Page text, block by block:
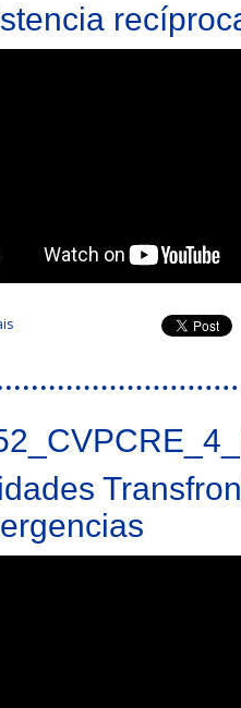
acerca de Asistencia recíproca